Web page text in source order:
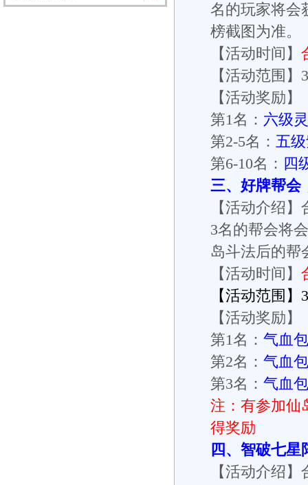
名的玩家将会
榜截图为准。
【活动时间】
【活动范围】
【活动奖励】
第1名： 六级
第2-5名： 五
第6-10名： 四
三、好牌帮会
【活动介绍
3名的帮会将
岛斗法后的帮
【活动时间】
【活动范围】
【活动奖励】
第1名： 气血
第2名： 气血
第3名： 气血
注：有参加仙
得奖励
四、智破七星
【活动介绍